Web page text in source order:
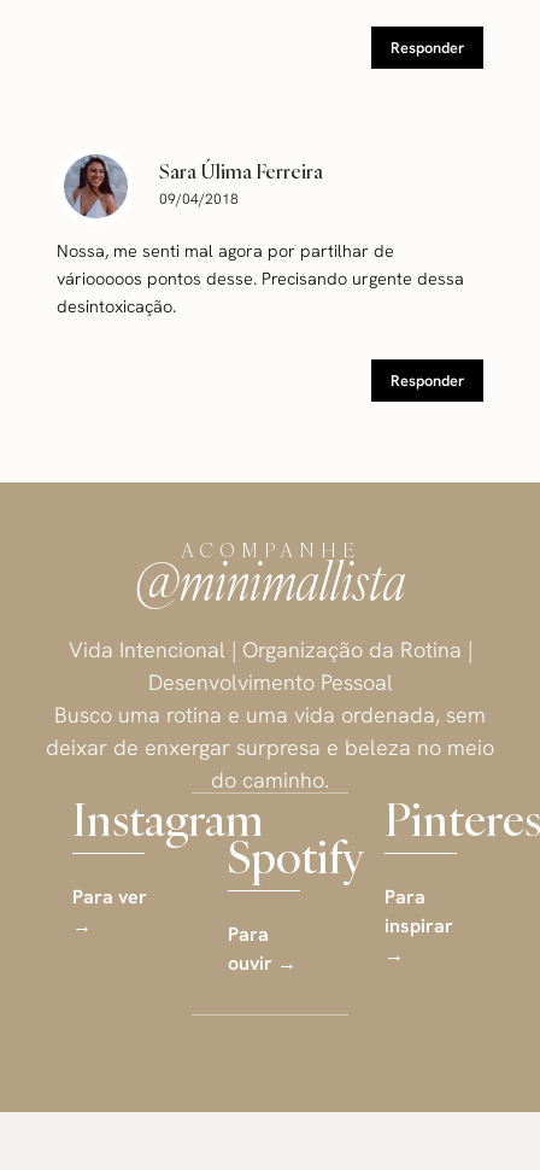
Responder
Sara Úlima Ferreira
09/04/2018
Nossa, me senti mal agora por partilhar de
váriooooos pontos desse. Precisando urgente dessa
desintoxicação.
Responder
ACOMPANHE
@minimallista
Vida Intencional | Organização da Rotina |
Desenvolvimento Pessoal
Busco uma rotina e uma vida ordenada, sem
deixar de enxergar surpresa e beleza no meio
do caminho.
Instagram
Para ver
→
Spotify
Para
ouvir →
Para
inspirar
→